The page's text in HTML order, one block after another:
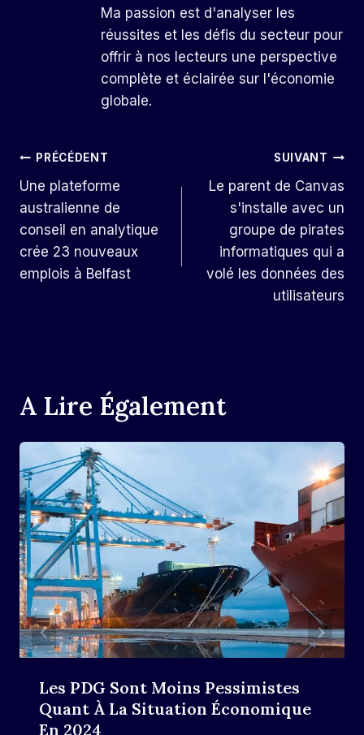
Ma passion est d'analyser les
réussites et les défis du secteur pour
offrir à nos lecteurs une perspective
complète et éclairée sur l'économie
globale.
Navigation
De
L’article
PRÉCÉDENT
Une plateforme
australienne de
conseil en analytique
crée 23 nouveaux
emplois à Belfast
SUIVANT
Le parent de Canvas
s'installe avec un
groupe de pirates
informatiques qui a
volé les données des
utilisateurs
A Lire Également
Les PDG Sont Moins Pessimistes
Quant À La Situation Économique
En 2024